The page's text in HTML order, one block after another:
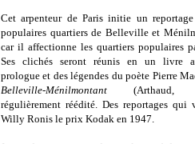
Cet arpenteur de Paris initie un
populaires quartiers de Belleville et
car il affectionne les quartiers populaires
Ses clichés seront réunis en un livre
prologue et des légendes du poète Pierre
Belleville-Ménilmontant (Arthaud,
régulièrement réédité. Des reportages qui
Willy Ronis le prix Kodak en 1947.